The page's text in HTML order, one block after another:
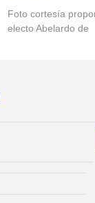
Foto cortesía
electo Abelardo de